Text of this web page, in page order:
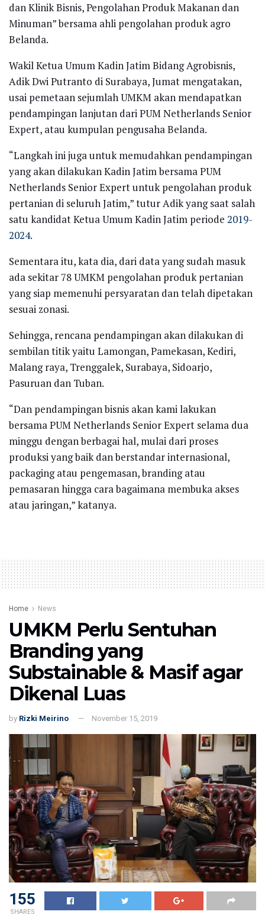
dan Klinik Bisnis, Pengolahan Produk Makanan dan
Minuman” bersama ahli pengolahan produk agro
Belanda.
Wakil Ketua Umum Kadin Jatim Bidang Agrobisnis,
Adik Dwi Putranto di Surabaya, Jumat mengatakan,
usai pemetaan sejumlah UMKM akan mendapatkan
pendampingan lanjutan dari PUM Netherlands Senior
Expert, atau kumpulan pengusaha Belanda.
“Langkah ini juga untuk memudahkan pendampingan
yang akan dilakukan Kadin Jatim bersama PUM
Netherlands Senior Expert untuk pengolahan produk
pertanian di seluruh Jatim,” tutur Adik yang saat salah
satu kandidat Ketua Umum Kadin Jatim periode 2019-
2024.
Sementara itu, kata dia, dari data yang sudah masuk
ada sekitar 78 UMKM pengolahan produk pertanian
yang siap memenuhi persyaratan dan telah dipetakan
sesuai zonasi.
Sehingga, rencana pendampingan akan dilakukan di
sembilan titik yaitu Lamongan, Pamekasan, Kediri,
Malang raya, Trenggalek, Surabaya, Sidoarjo,
Pasuruan dan Tuban.
“Dan pendampingan bisnis akan kami lakukan
bersama PUM Netherlands Senior Expert selama dua
minggu dengan berbagai hal, mulai dari proses
produksi yang baik dan berstandar internasional,
packaging atau pengemasan, branding atau
pemasaran hingga cara bagaimana membuka akses
atau jaringan,” katanya.
Home News
UMKM Perlu Sentuhan
Branding yang
Substainable & Masif agar
Dikenal Luas
by Rizki Meirino November 15, 2019
155
SHARES